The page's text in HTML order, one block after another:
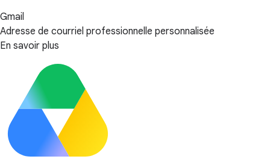
Gmail
Adresse de courriel professionnelle personnalisée
En savoir plus